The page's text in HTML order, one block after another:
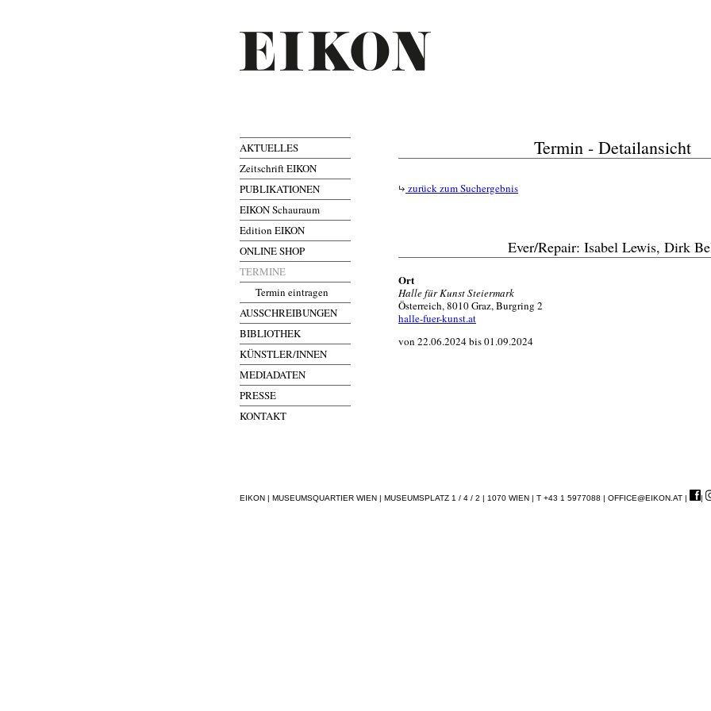
AKTUELLES
Zeitschrift EIKON
PUBLIKATIONEN
EIKON Schauraum
Edition EIKON
ONLINE SHOP
TERMINE
Termin eintragen
AUSSCHREIBUNGEN
BIBLIOTHEK
KÜNSTLER/INNEN
MEDIADATEN
PRESSE
KONTAKT
Termin - Detailansicht
zurück zum Suchergebnis
Ever/Repair: Isabel Lewis, Dirk
Ort
Halle für Kunst Steiermark
Österreich, 8010 Graz, Burgring 2
halle-fuer-kunst.at
von 22.06.2024 bis 01.09.2024
EIKON | MUSEUMSQUARTIER WIEN | MUSEUMSPLATZ 1 / 4 / 2 | 1070 WIEN | T +43 1 5977088 | OFFICE@EIKON.AT | |